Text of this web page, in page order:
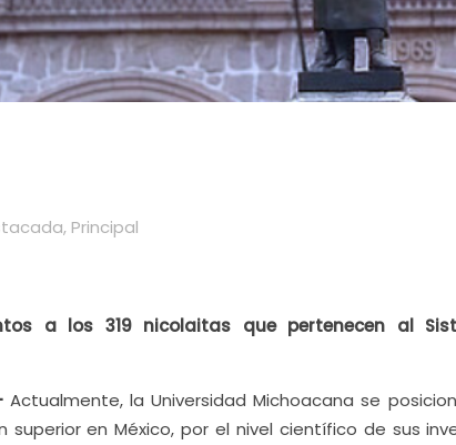
, Principal
a los 319 nicolaitas que pertenecen al
Actualmente, la Universidad Michoacana se
en México, por el nivel científico de sus